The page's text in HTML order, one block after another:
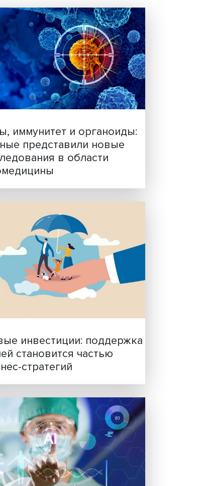
МАТЕРИАЛЫ ВЫПУСКА
ученые представили
исследования в области
биомедицины
Новые инвестиции:
семей становится частью
бизнес-стратегий